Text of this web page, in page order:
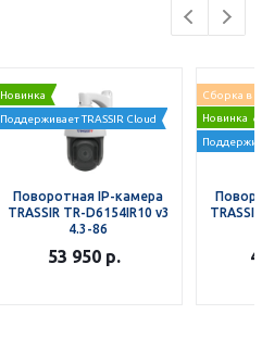
Новинка
Поддерживает TRASSIR Cloud
Поворотная IP-камера
TRASSIR TR-D6154IR10 v3
4.3-86
53 950 р.
Сборка в
Новинка